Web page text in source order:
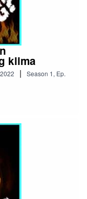
klima
| Season 1, Ep.